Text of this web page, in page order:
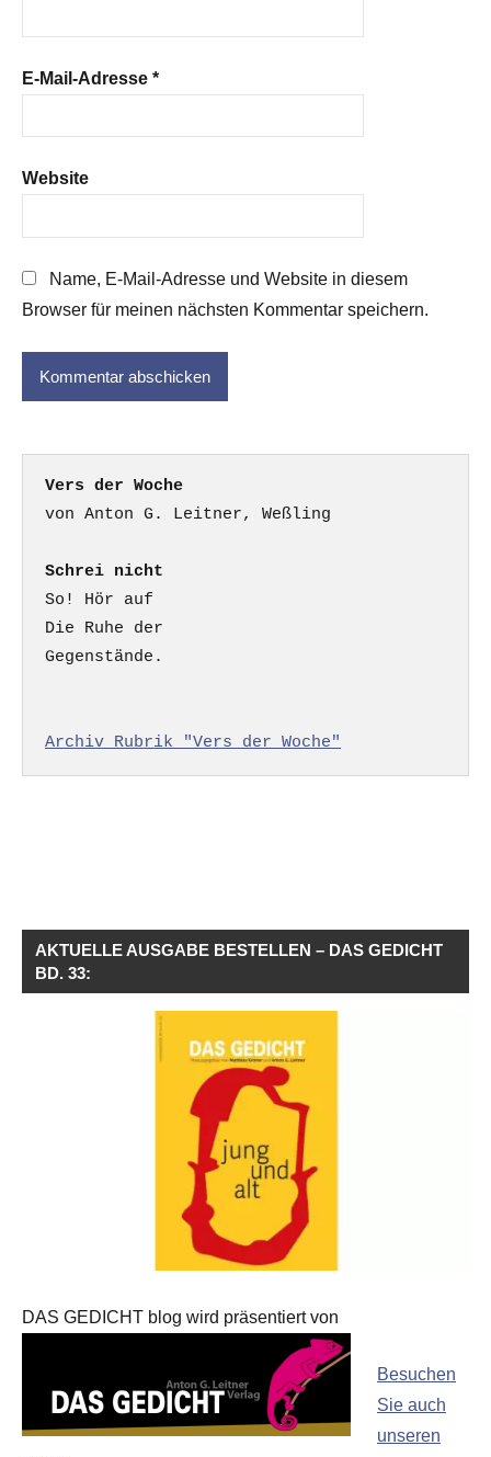
E-Mail-Adresse *
Website
Name, E-Mail-Adresse und Website in diesem
Browser für meinen nächsten Kommentar speichern.
Vers der Woche
Schrei nicht
So! Hör auf
Die Ruhe der
Gegenstände.
Archiv Rubrik "Vers der Woche"
AKTUELLE AUSGABE BESTELLEN – DAS GEDICHT
BD. 33:
DAS GEDICHT blog wird präsentiert von
Besuchen
Sie auch
unseren